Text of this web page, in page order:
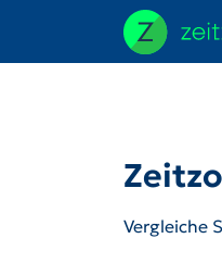
Vergleiche